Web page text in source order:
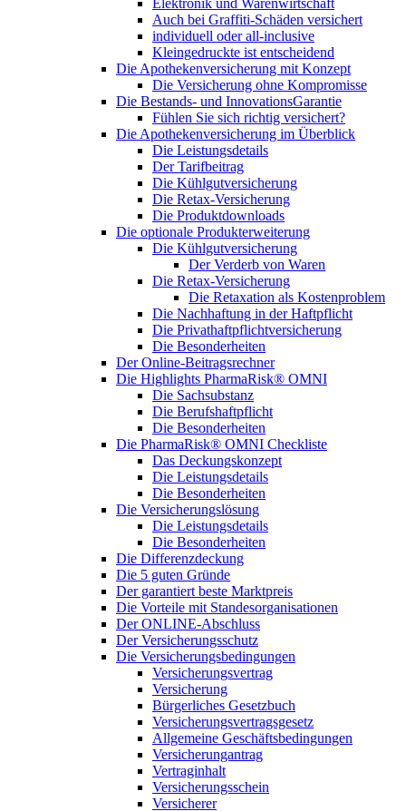
Elektronik und Warenwirtschaft
Auch bei Graffiti-Schäden versichert
individuell oder all-inclusive
Kleingedruckte ist entscheidend
Die Apothekenversicherung mit Konzept
Die Versicherung ohne Kompromisse
Die Bestands- und InnovationsGarantie
Fühlen Sie sich richtig versichert?
Die Apothekenversicherung im Überblick
Die Leistungsdetails
Der Tarifbeitrag
Die Kühlgutversicherung
Die Retax-Versicherung
Die Produktdownloads
Die optionale Produkterweiterung
Die Kühlgutversicherung
Der Verderb von Waren
Die Retax-Versicherung
Die Retaxation als Kostenproblem
Die Nachhaftung in der Haftpflicht
Die Privathaftpflichtversicherung
Die Besonderheiten
Der Online-Beitragsrechner
Die Highlights PharmaRisk® OMNI
Die Sachsubstanz
Die Berufshaftpflicht
Die Besonderheiten
Die PharmaRisk® OMNI Checkliste
Das Deckungskonzept
Die Leistungsdetails
Die Besonderheiten
Die Versicherungslösung
Die Leistungsdetails
Die Besonderheiten
Die Differenzdeckung
Die 5 guten Gründe
Der garantiert beste Marktpreis
Die Vorteile mit Standesorganisationen
Der ONLINE-Abschluss
Der Versicherungsschutz
Die Versicherungsbedingungen
Versicherungsvertrag
Versicherung
Bürgerliches Gesetzbuch
Versicherungsvertragsgesetz
Allgemeine Geschäftsbedingungen
Versicherungantrag
Vertraginhalt
Versicherungsschein
Versicherer